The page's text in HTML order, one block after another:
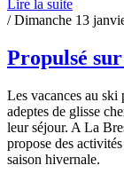
Lire la suite
/ Dimanche 13
Propulsé
Les vacances au ski
adeptes de glisse
leur séjour. A La
propose des
saison hivernale.